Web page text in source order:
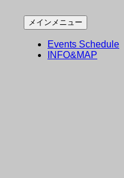
メインメニュー コ
テ
ン
Events Schedule
INFO&MAP